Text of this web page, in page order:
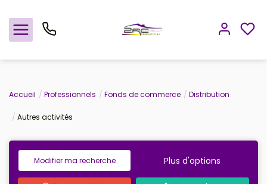
Nos offres
Rejoindre le groupement
Accueil Professionnels Fonds de commerce Distribution
Autres activités
Modifier ma recherche Plus d'options